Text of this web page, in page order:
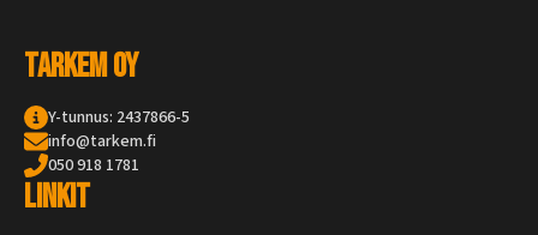
Tarkem Oy
Y-tunnus: 2437866-5
info@tarkem.fi
050 918 1781
Linkit